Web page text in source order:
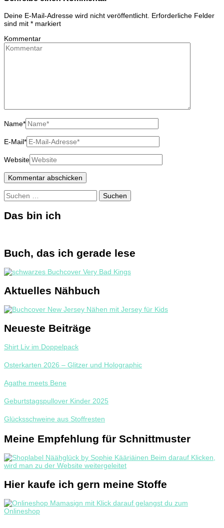
Deine E-Mail-Adresse wird nicht veröffentlicht. Erforderliche Felder
sind mit * markiert
Kommentar
Name*
E-Mail*
Website
Suchen
nach:
Das bin ich
Buch, das ich gerade lese
Aktuelles Nähbuch
Neueste Beiträge
Shirt Liv im Doppelpack
Osterkarten 2026 – Glitzer und Holographic
Agathe meets Bene
Geburtstagspullover Kinder 2025
Glücksschweine aus Stoffresten
Meine Empfehlung für Schnittmuster
Hier kaufe ich gern meine Stoffe